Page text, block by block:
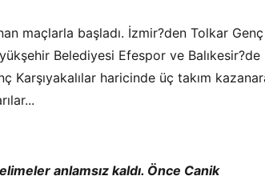
maçlarla başladı. İzmir?den Tolkar Genç
Belediyesi Efespor ve Balıkesir?de
Karşıyakalılar haricinde üç takım
anlamsız kaldı. Önce Canik